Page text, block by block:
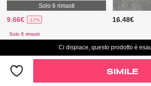
Solo 6 rimasti
9.66€ -12%
Solo 6 rimasti
16.48€
Ci dispiace, questo prodotto è
SIMILE